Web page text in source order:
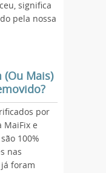
significa
pela nossa
(Ou Mais)
por
MaiFix e
100%
nas
foram